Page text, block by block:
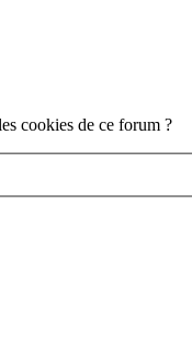
cookies de ce forum ?